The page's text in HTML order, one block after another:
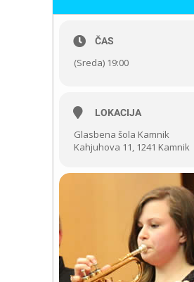
ČAS
(Sreda) 19:00
LOKACIJA
Glasbena šola Kamnik
Kahjuhova 11, 1241 Kamnik